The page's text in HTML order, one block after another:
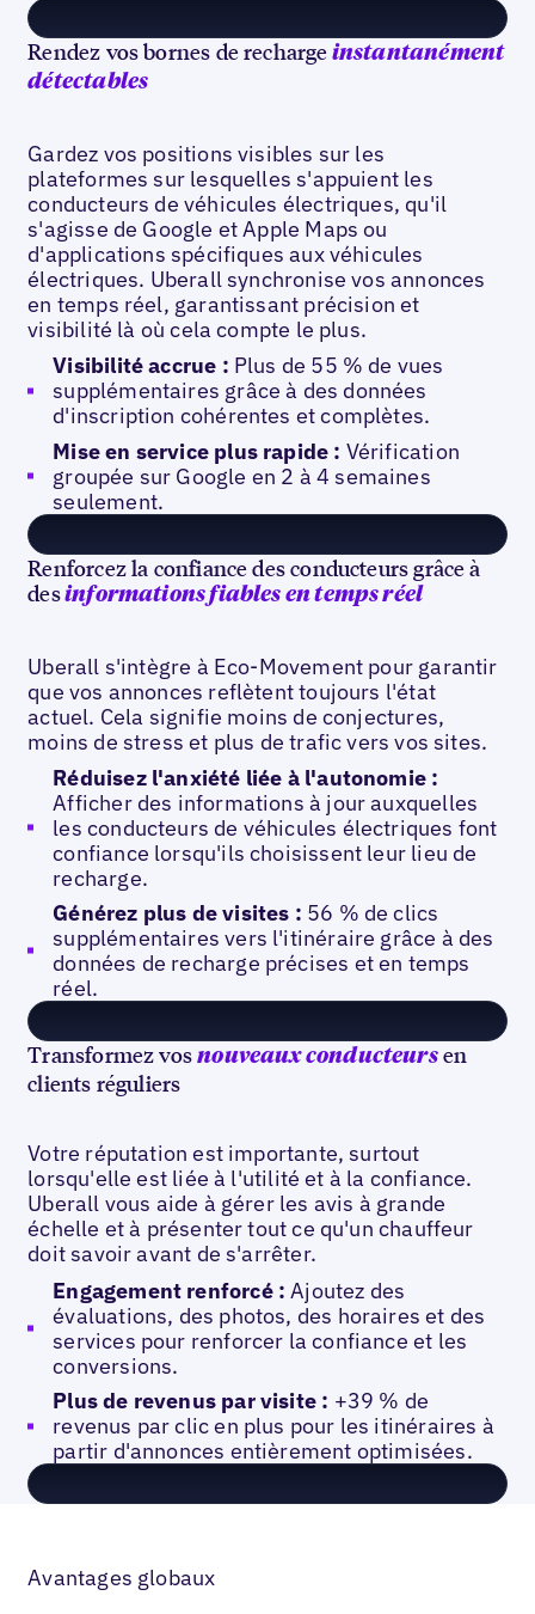
Rendez vos bornes de recharge instantanément
détectables
Gardez vos positions visibles sur les
plateformes sur lesquelles s'appuient les
conducteurs de véhicules électriques, qu'il
s'agisse de Google et Apple Maps ou
d'applications spécifiques aux véhicules
électriques. Uberall synchronise vos annonces
en temps réel, garantissant précision et
visibilité là où cela compte le plus.
Visibilité accrue : Plus de 55 % de vues
supplémentaires grâce à des données
d'inscription cohérentes et complètes.
Mise en service plus rapide : Vérification
groupée sur Google en 2 à 4 semaines
seulement.
Renforcez la confiance des conducteurs grâce à
desinformations fiables en temps réel
Uberall s'intègre à Eco-Movement pour garantir
que vos annonces reflètent toujours l'état
actuel. Cela signifie moins de conjectures,
moins de stress et plus de trafic vers vos sites.
Réduisez l'anxiété liée à l'autonomie :
Afficher des informations à jour auxquelles
les conducteurs de véhicules électriques font
confiance lorsqu'ils choisissent leur lieu de
recharge.
Générez plus de visites : 56 % de clics
supplémentaires vers l'itinéraire grâce à des
données de recharge précises et en temps
réel.
Transformez vosnouveaux conducteursen
clients réguliers
Votre réputation est importante, surtout
lorsqu'elle est liée à l'utilité et à la confiance.
Uberall vous aide à gérer les avis à grande
échelle et à présenter tout ce qu'un chauffeur
doit savoir avant de s'arrêter.
Engagement renforcé :Ajoutez des
évaluations, des photos, des horaires et des
services pour renforcer la confiance et les
conversions.
Plus de revenus par visite : +39 % de
revenus par clic en plus pour les itinéraires à
partir d'annonces entièrement optimisées.
Avantages globaux